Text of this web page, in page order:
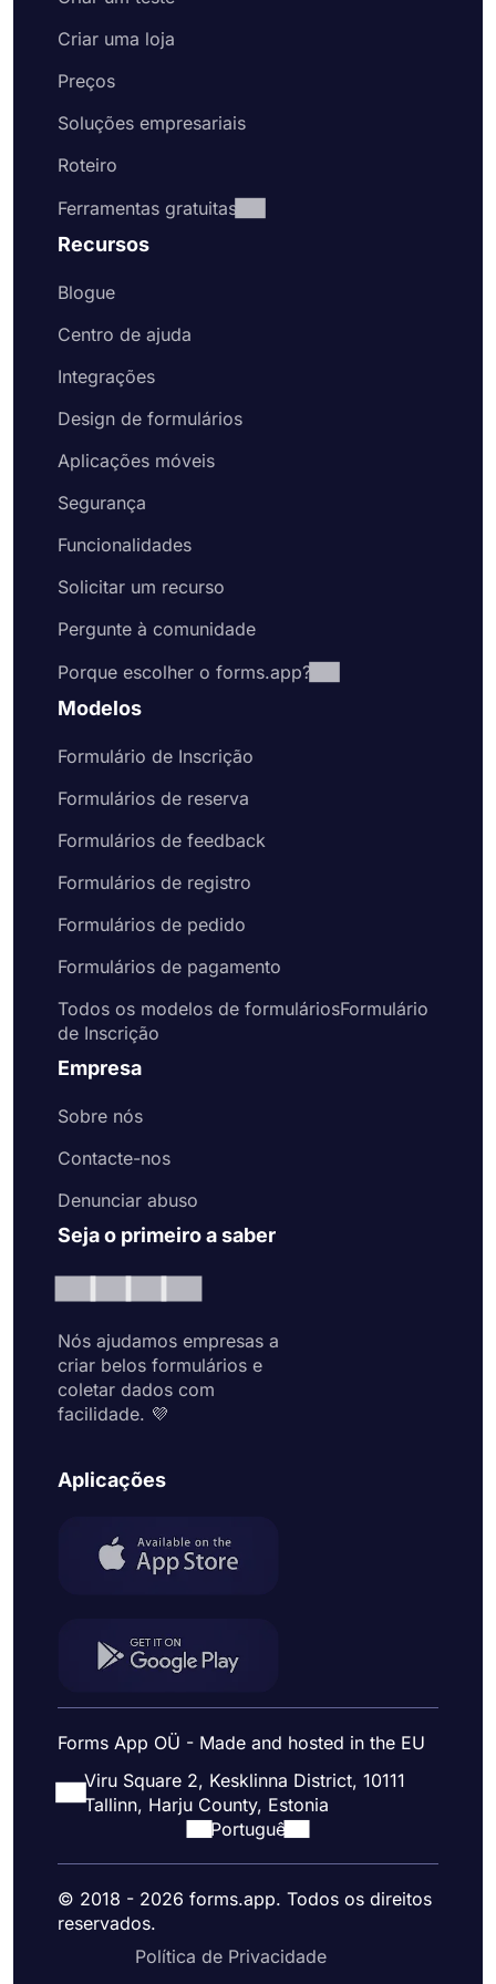
Criar uma loja
Preços
Soluções empresariais
Roteiro
Ferramentas gratuitas
Recursos
Blogue
Centro de ajuda
Integrações
Design de formulários
Aplicações móveis
Segurança
Funcionalidades
Solicitar um recurso
Pergunte à comunidade
Porque escolher o forms.app?
Modelos
Formulário de Inscrição
Formulários de reserva
Formulários de feedback
Formulários de registro
Formulários de pedido
Formulários de pagamento
Todos os modelos de formuláriosFormulário
de Inscrição
Empresa
Sobre nós
Contacte-nos
Denunciar abuso
Seja o primeiro a saber
Nós ajudamos empresas a
criar belos formulários e
coletar dados com
facilidade. 💜
Aplicações
Forms App OÜ - Made and hosted in the EU
Viru Square 2, Kesklinna District, 10111
Tallinn, Harju County, Estonia
Portuguê
© 2018 - 2026 forms.app. Todos os direitos
reservados.
Política de Privacidade